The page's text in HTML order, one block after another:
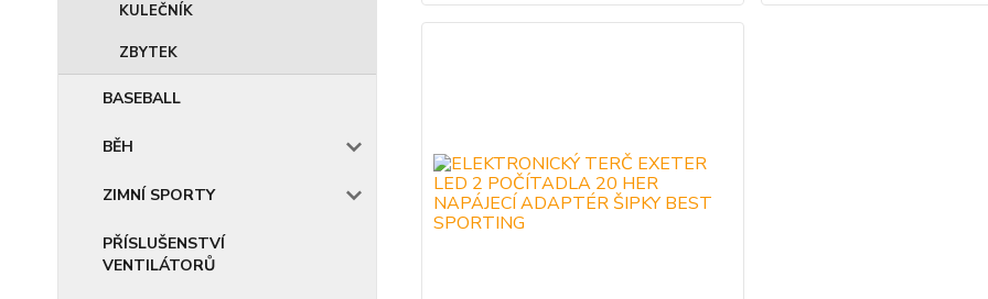
KULEČNÍK
ZBYTEK
BASEBALL
BĚH
ZIMNÍ SPORTY
PŘÍSLUŠENSTVÍ
VENTILÁTORŮ